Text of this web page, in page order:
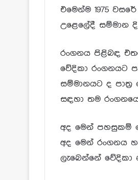
එමෙන්ම 1975
උළෙලේදී සම්මාන
රංගනය පිළිබඳ
වේදිකා රංගනයට
සම්මානයට ද
සඳහා තම
අද මෙන් පහසුකම්
අද මෙන් රංගනය
ලැබෙන්නේ වේදිකා